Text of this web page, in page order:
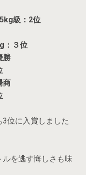
級：2位
：３位
勝
商
位に入賞しました
を逃す悔しさも味